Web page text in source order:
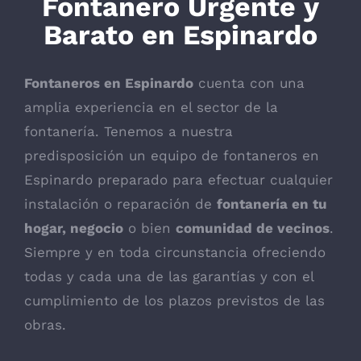
Barato en Espinardo
Fontaneros en Espinardo cuenta con una
amplia experiencia en el sector de la
fontanería. Tenemos a nuestra
predisposición un equipo de fontaneros en
Espinardo preparado para efectuar cualquier
instalación o reparación de fontanería en tu
hogar, negocio o bien comunidad de vecinos.
Siempre y en toda circunstancia ofreciendo
todas y cada una de las garantías y con el
cumplimiento de los plazos previstos de las
obras.